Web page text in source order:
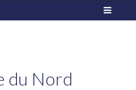
du Nord